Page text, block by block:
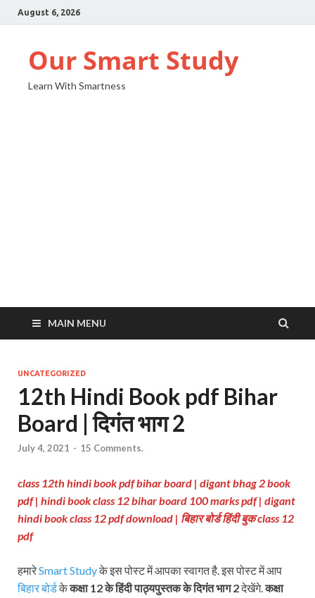
August 6, 2026
Our Smart Study
Learn With Smartness
MAIN MENU
UNCATEGORIZED
12th Hindi Book pdf Bihar
Board | दिगंत भाग 2
July 4, 2021 - 15 Comments.
class 12th hindi book pdf bihar board | digant bhag 2 book
pdf | hindi book class 12 bihar board 100 marks pdf | digant
hindi book class 12 pdf download | बिहार बोर्ड हिंदी बुक class 12
pdf
हमारेSmart Studyके इस पोस्ट में आपका स्वागत है. इस पोस्ट में आप
बिहार बोर्डकेकक्षा 12 के हिंदी पाठ्यपुस्तकके दिगंत भाग 2देखेंगे.कक्षा